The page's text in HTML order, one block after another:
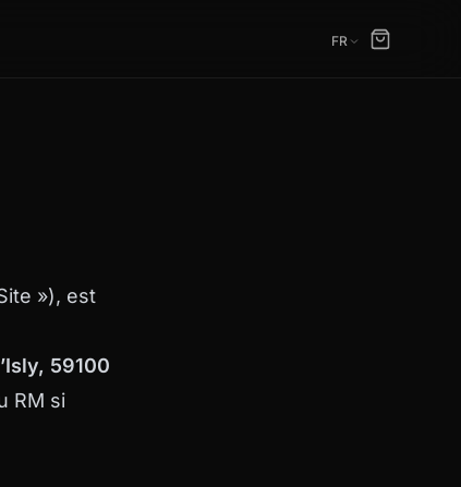
FR
»), est
59100
RM si